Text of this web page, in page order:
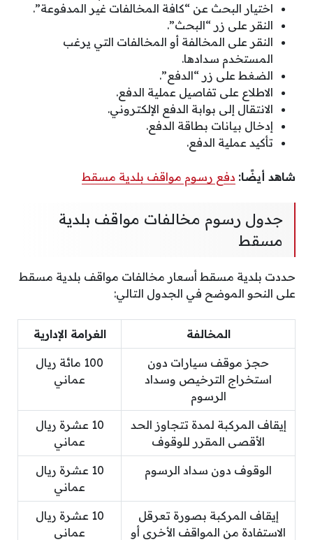
اختيار البحث عن “كافة المخالفات غير المدفوعة”.
النقر على زر “البحث”.
النقر على المخالفة أو المخالفات التي يرغب
المستخدم سدادها.
الضغط على زر “الدفع”.
الاطلاع على تفاصيل عملية الدفع.
الانتقال إلى بوابة الدفع الإلكتروني.
إدخال بيانات بطاقة الدفع.
تأكيد عملية الدفع.
شاهد أيضًا: دفع رسوم مواقف بلدية مسقط
جدول رسوم مخالفات مواقف بلدية
مسقط
حددت بلدية مسقط أسعار مخالفات مواقف بلدية مسقط
على النحو الموضح في الجدول التالي:
المخالفة الغرامة الإدارية
حجز موقف سيارات دون
استخراج الترخيص وسداد
الرسوم
100 مائة ريال
عماني
إيقاف المركبة لمدة تتجاوز الحد
الأقصى المقرر للوقوف
10 عشرة ريال
عماني
الوقوف دون سداد الرسوم
10 عشرة ريال
عماني
إيقاف المركبة بصورة تعرقل
الاستفادة من المواقف الأخرى أو
10 عشرة ريال
عماني